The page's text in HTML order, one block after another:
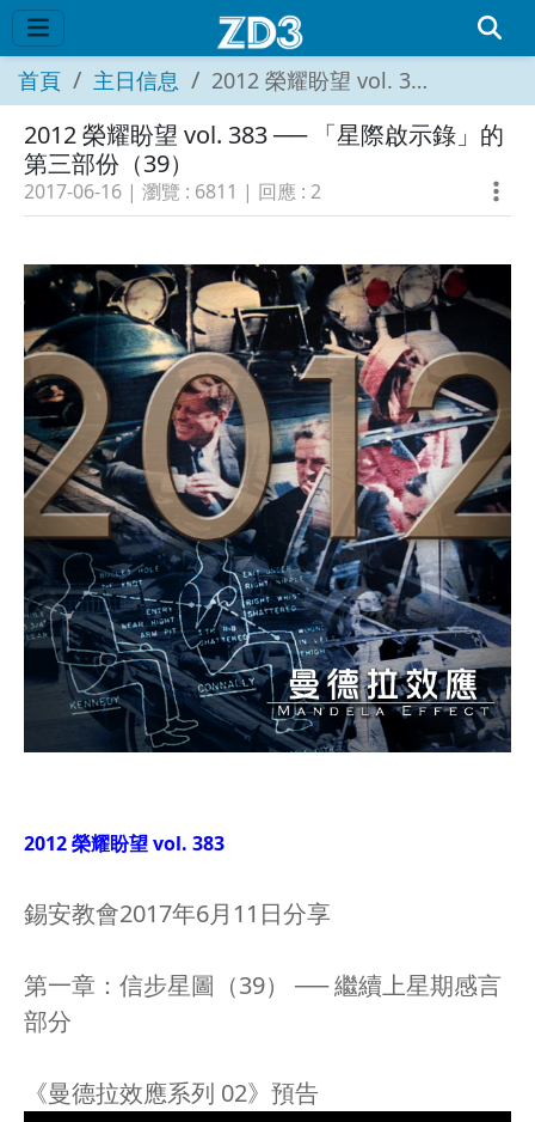
首頁 主日信息 2012 榮耀盼望 vol. 383 ── 「星際啟示錄」的第三部份（39）
2012 榮耀盼望 vol. 383 ── 「星際啟示錄」的
第三部份（39）
2017-06-16 | 瀏覽 : 6811 | 回應 : 2
2012 榮耀盼望 vol. 383
錫安教會2017年6月11日分享
第一章：信步星圖（39） ── 繼續上星期感言
部分
《曼德拉效應系列 02》預告